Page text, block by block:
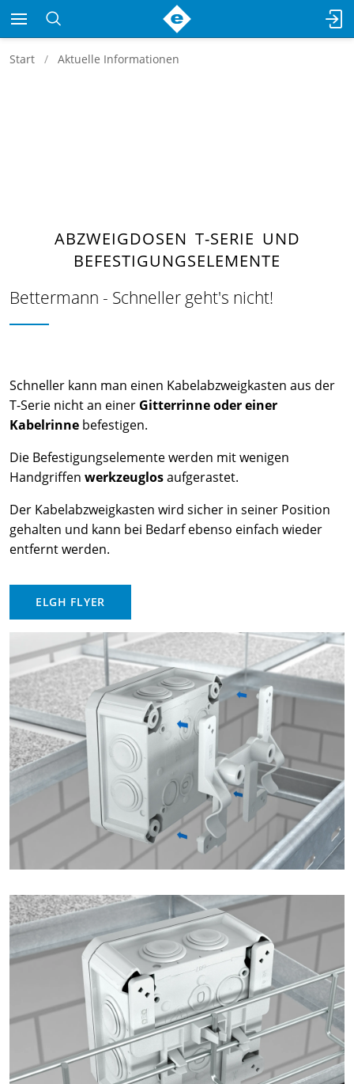
Start Aktuelle Informationen
ABZWEIGDOSEN T-SERIE UND
BEFESTIGUNGSELEMENTE
Bettermann - Schneller geht's nicht!
Schneller kann man einen Kabelabzweigkasten aus der
T-Serie nicht an einer Gitterrinne oder einer
Kabelrinne befestigen.
Die Befestigungselemente werden mit wenigen
Handgriffen werkzeuglosaufgerastet.
Der Kabelabzweigkasten wird sicher in seiner Position
gehalten und kann bei Bedarf ebenso einfach wieder
entfernt werden.
ELGH FLYER